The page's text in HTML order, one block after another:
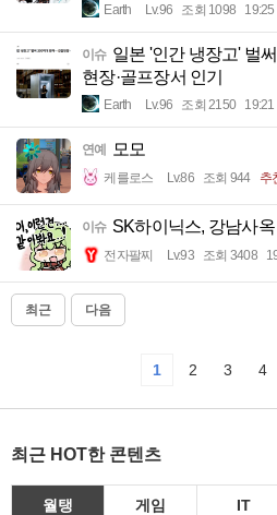
Earth Lv.96 조회 1098 19:25
이슈 일본 '인간 냉장고' 벌
현장·골프장서 인기
Earth Lv.96 조회 2150 19:21
연예 모모
케를로스 Lv.86 조회 944 추
이슈 SK하이닉스, 강남사
전자팔찌 Lv.93 조회 3408
최근 다음
1 2 3 4
최근 HOT한 콘텐츠
월탱 게임 IT